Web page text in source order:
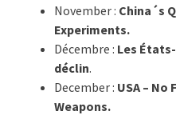
November : China´s
Experiments.
Décembre : Les
déclin.
December : USA –
Weapons.